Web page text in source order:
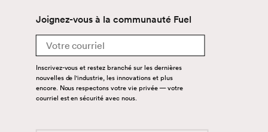
Joignez-vous à la communauté Fuel
Email
Inscrivez-vous et restez branché sur les dernières
nouvelles de l'industrie, les innovations et plus
encore. Nous respectons votre vie privée — votre
courriel est en sécurité avec nous.